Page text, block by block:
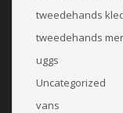
tweedehands
tweedehands
uggs
Uncategorized
vans